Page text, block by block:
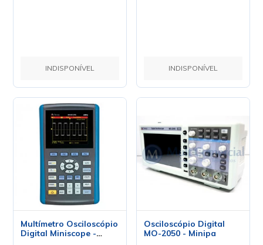
INDISPONÍVEL INDISPONÍVEL
Multímetro Osciloscópio
Digital Miniscope -
Osciloscópio Digital
MO-2050 - Minipa